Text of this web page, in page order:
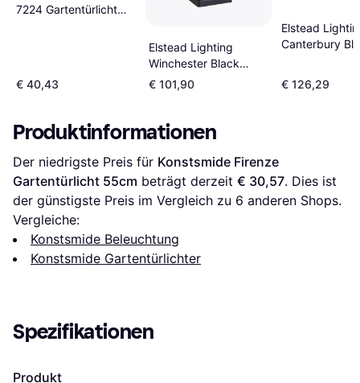
7224 Gartentürlicht
€ 40,43
Elstead Lighting
Winchester Black
Gartentürlicht 41cm
€ 101,90
Elstead
Canterbury
€ 126,29
Produktinformationen
Der niedrigste Preis für Konstsmide Firenze
Gartentürlicht 55cm beträgt derzeit € 30,57. Dies ist
der günstigste Preis im Vergleich zu 6 anderen Shops.
Vergleiche:
Konstsmide Beleuchtung
Konstsmide Gartentürlichter
Spezifikationen
Produkt